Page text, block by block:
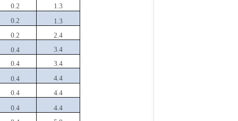
0.2 1.3
0.2
1.3
0.2
2.4
0.4
3.4
0.4
3.4
0.4
4.4
0.4
4.4
0.4
4.4